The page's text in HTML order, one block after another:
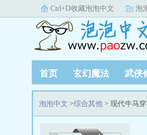
Ctrl+D收藏泡泡中文 泡
首页 玄幻魔法 武侠
泡泡中文 >综合其他 > 现代牛马